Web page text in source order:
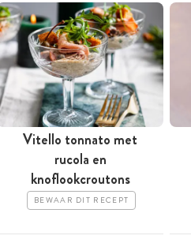
Vitello tonnato met
rucola en
knoflookcroutons
BEWAAR DIT RECEPT